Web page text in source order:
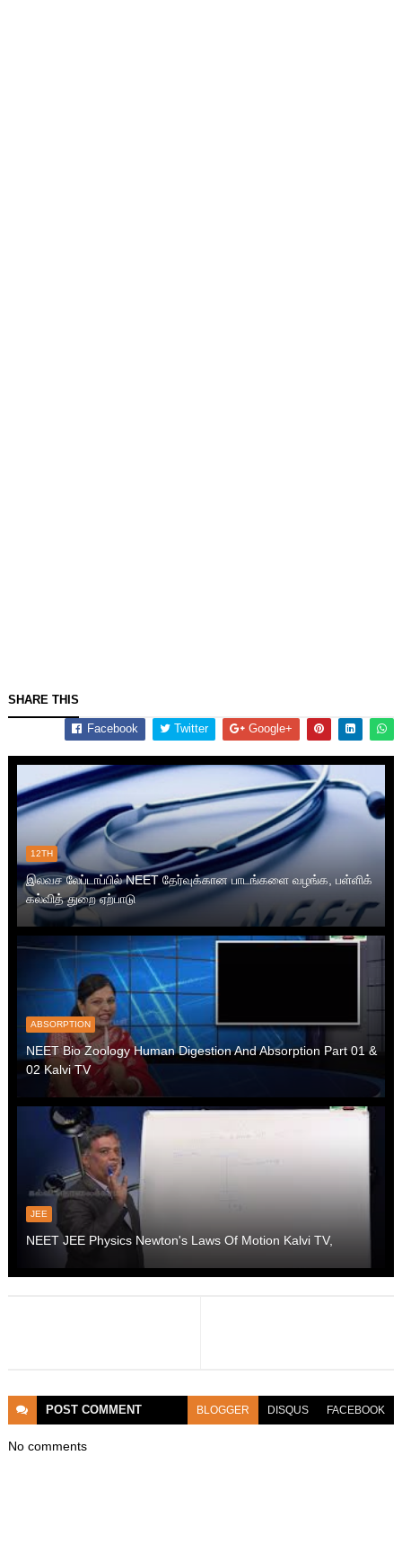
SHARE THIS
Facebook Twitter Google+
12TH
இலவச லேப்டாப்பில் NEET தேர்வுக்கான பாடங்களை வழங்க, பள்ளிக்
கல்வித் துறை ஏற்பாடு
ABSORPTION
NEET Bio Zoology Human Digestion And Absorption Part 01 &
02 Kalvi TV
JEE
NEET JEE Physics Newton's Laws Of Motion Kalvi TV,
POST COMMENT BLOGGER DISQUS FACEBOOK
No comments